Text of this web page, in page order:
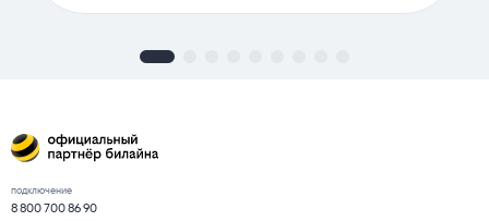
подключение
8 800 700 86 90